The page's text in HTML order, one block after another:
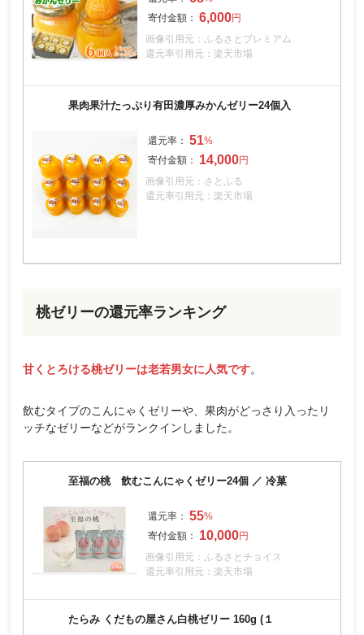
6,000
画像引用元：ふるさとプレミアム
還元率引用元：楽天市場
果肉果汁たっぷり有田濃厚みかんゼリー24個入
51
14,000
画像引用元：さとふる
還元率引用元：楽天市場
桃ゼリーの還元率ランキング
甘くとろける桃ゼリーは老若男女に人気です。
飲むタイプのこんにゃくゼリーや、果肉がどっさり入ったリ
ッチなゼリーなどがランクインしました。
至福の桃 飲むこんにゃくゼリー24個 ／ 冷菓
55
10,000
画像引用元：ふるさとチョイス
還元率引用元：楽天市場
たらみ くだもの屋さん白桃ゼリー 160g (１